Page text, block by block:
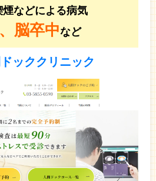
煙などによる病気
脳卒中など
ッククリニック